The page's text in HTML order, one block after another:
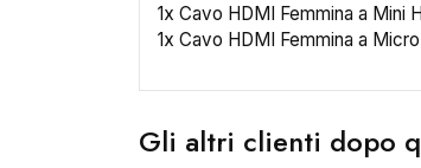
1x Cavo HDMI Femmina a Mini
1x Cavo HDMI Femmina a
Gli altri clienti dopo